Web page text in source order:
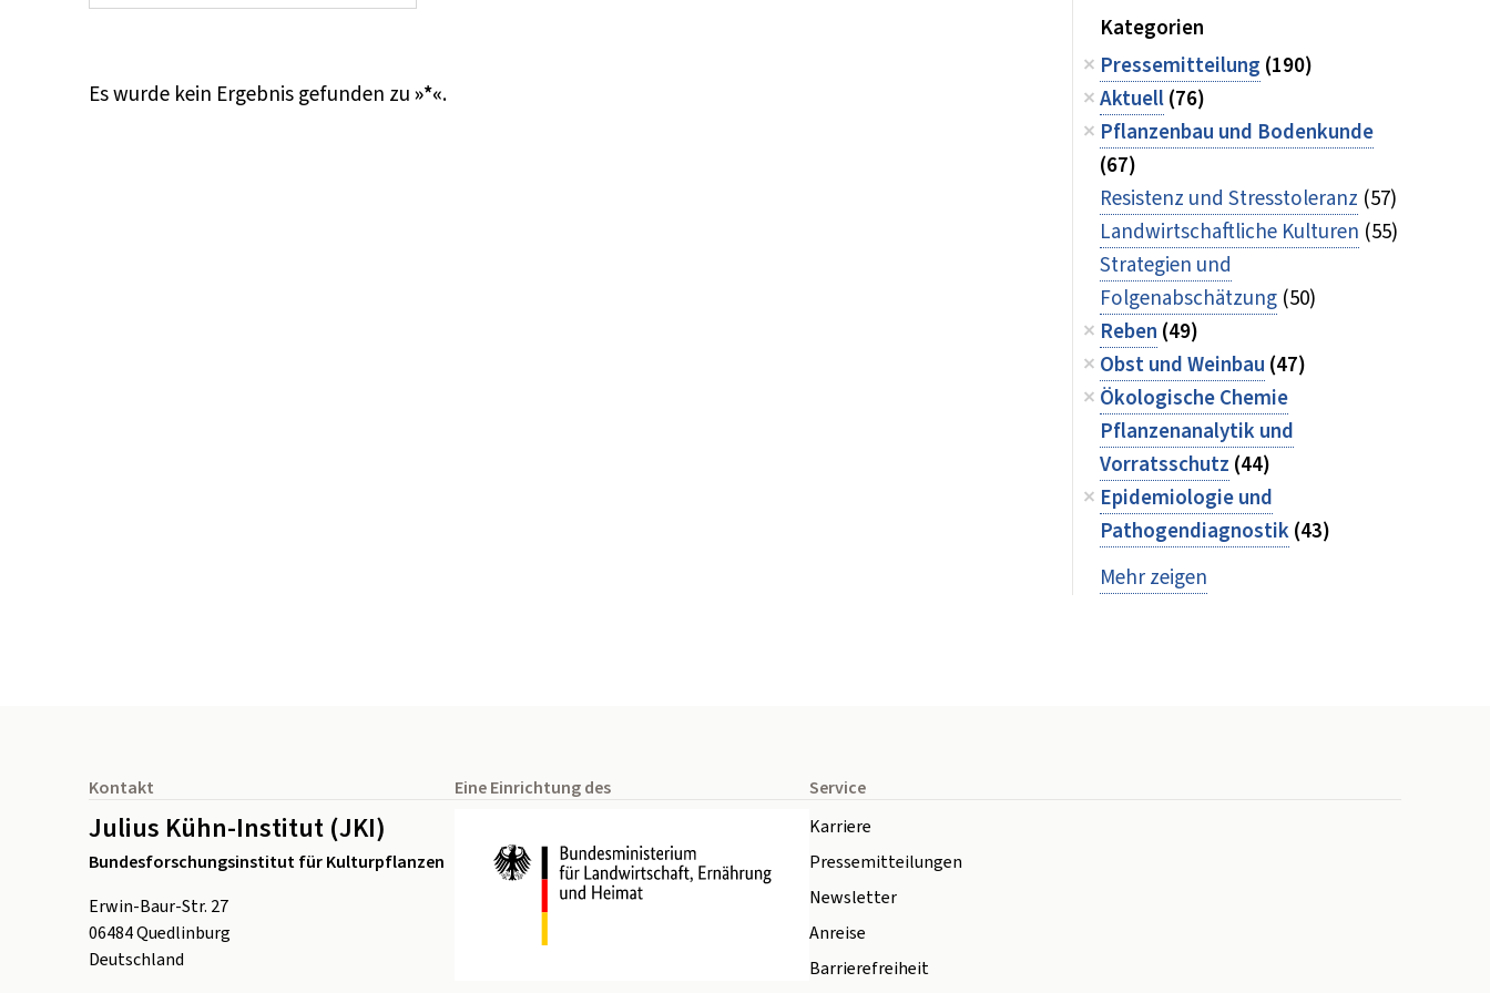
Es wurde kein Ergebnis gefunden zu»*«.
Kategorien
Pressemitteilung (190)
Aktuell(76)
Pflanzenbau und Bodenkunde
(67)
Resistenz und Stresstoleranz (57)
Landwirtschaftliche Kulturen (55)
Strategien und
Folgenabschätzung (50)
Reben (49)
Obst und Weinbau (47)
Ökologische Chemie
Pflanzenanalytik und
Vorratsschutz (44)
Epidemiologie und
Pathogendiagnostik(43)
Mehr zeigen
Kontakt
Julius Kühn-Institut (JKI)
Bundesforschungsinstitut für Kulturpflanzen
Erwin-Baur-Str. 27
06484Quedlinburg
Deutschland
Eine Einrichtung des
Service
Karriere
Pressemitteilungen
Newsletter
Anreise
Barrierefreiheit